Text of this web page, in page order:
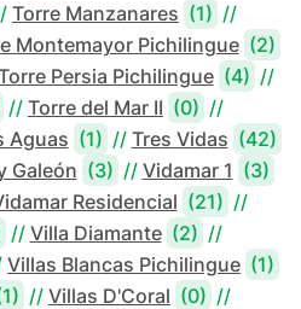
Torre Manzanares (1) //
Montemayor Pichilingue (2)
Persia Pichilingue (4) //
// Torre del Mar II (0) //
Aguas (1) // Tres Vidas (42)
Galeón (3) // Vidamar 1 (3)
Residencial (21) //
// Villa Diamante (2) //
Villas Blancas Pichilingue (1)
// Villas D'Coral (0) //